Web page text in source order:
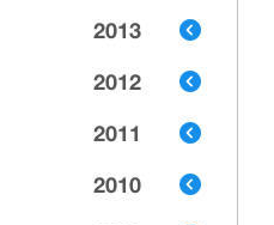
2013
2012
2011
2010